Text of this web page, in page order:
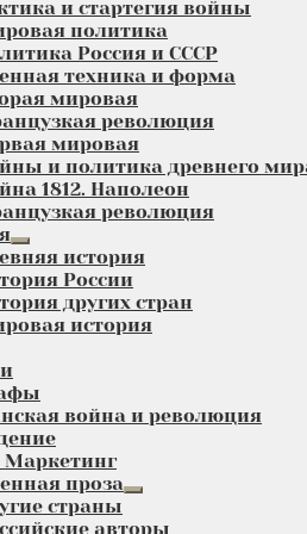
вложенное
меню
и стартегия войны
политика
Россия и СССР
техника и форма
мировая
революция
мировая
и политика древнего
1812. Наполеон
революция
Развернутое
вложенное
меню
история
России
других стран
история
война и революция
Маркетинг
проза
Развернутое
страны
авторы